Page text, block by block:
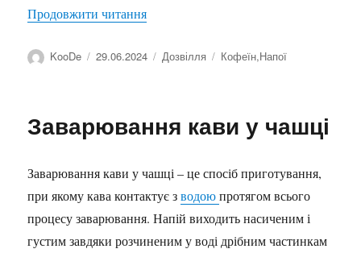
Продовжити читання“Кава: історія, різновиди та правила
Автор
KooDe Оприлюднено
29.06.2024 Категорії
Дозвілля Позначки
Кофеїн,Напої
Заварювання кави у чашці
Заварювання кави у чашці – це спосіб приготування,
при якому кава контактує зводоюпротягом всього
процесу заварювання. Напій виходить насиченим і
густим завдяки розчиненим у воді дрібним частинкам